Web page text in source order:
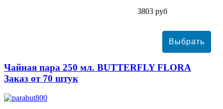
3803 руб
Чайная пара 250 мл. BUTTERFLY FLORA
Заказ от 70 штук